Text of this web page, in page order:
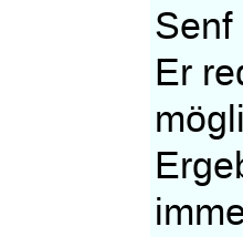
Senf
Er